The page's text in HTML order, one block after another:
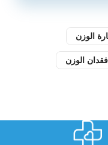
الوزن
فقدان الوزن